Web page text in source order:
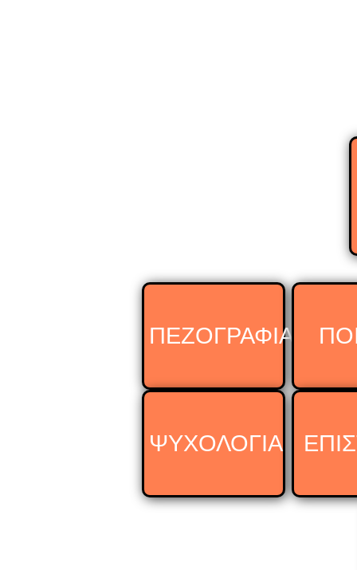
ΠΕΖΟΓΡΑΦΙΑ
ΨΥΧΟΛΟΓΙΑ